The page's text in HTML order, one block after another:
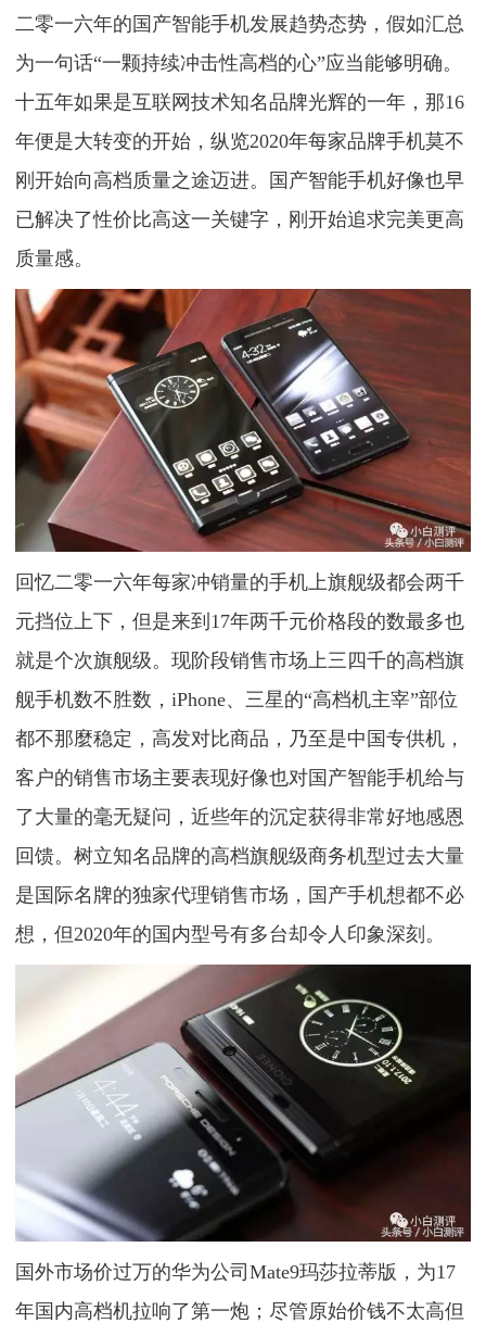
二零一六年的国产智能手机发展趋势态势，假如汇总
为一句话“一颗持续冲击性高档的心”应当能够明确。
十五年如果是互联网技术知名品牌光辉的一年，那16
年便是大转变的开始，纵览2020年每家品牌手机莫不
刚开始向高档质量之途迈进。国产智能手机好像也早
已解决了性价比高这一关键字，刚开始追求完美更高
质量感。
回忆二零一六年每家冲销量的手机上旗舰级都会两千
元挡位上下，但是来到17年两千元价格段的数最多也
就是个次旗舰级。现阶段销售市场上三四千的高档旗
舰手机数不胜数，iPhone、三星的“高档机主宰”部位
都不那麼稳定，高发对比商品，乃至是中国专供机，
客户的销售市场主要表现好像也对国产智能手机给与
了大量的毫无疑问，近些年的沉定获得非常好地感恩
回馈。树立知名品牌的高档旗舰级商务机型过去大量
是国际名牌的独家代理销售市场，国产手机想都不必
想，但2020年的国内型号有多台却令人印象深刻。
国外市场价过万的华为公司Mate9玛莎拉蒂版，为17
年国内高档机拉响了第一炮；尽管原始价钱不太高但